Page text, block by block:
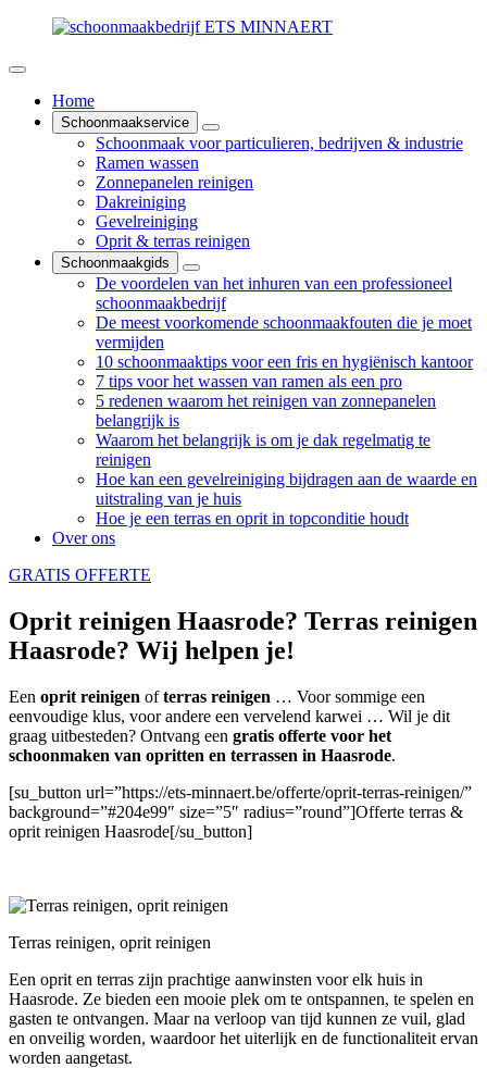
Home
Schoonmaakservice
Schoonmaak voor particulieren, bedrijven & industrie
Ramen wassen
Zonnepanelen reinigen
Dakreiniging
Gevelreiniging
Oprit & terras reinigen
Schoonmaakgids
De voordelen van het inhuren van een professioneel
schoonmaakbedrijf
De meest voorkomende schoonmaakfouten die je moet
vermijden
10 schoonmaaktips voor een fris en hygiënisch kantoor
7 tips voor het wassen van ramen als een pro
5 redenen waarom het reinigen van zonnepanelen
belangrijk is
Waarom het belangrijk is om je dak regelmatig te
reinigen
Hoe kan een gevelreiniging bijdragen aan de waarde en
uitstraling van je huis
Hoe je een terras en oprit in topconditie houdt
Over ons
GRATIS OFFERTE
Oprit reinigen Haasrode? Terras reinigen
Haasrode? Wij helpen je!
Een oprit reinigen ofterras reinigen … Voor sommige een
eenvoudige klus, voor andere een vervelend karwei … Wil je dit
graag uitbesteden? Ontvang een gratis offerte voor het
schoonmaken van opritten en terrassen in Haasrode.
[su_button url=”https://ets-minnaert.be/offerte/oprit-terras-reinigen/”
background=”#204e99″ size=”5″ radius=”round”]Offerte terras &
oprit reinigen Haasrode[/su_button]
Terras reinigen, oprit reinigen
Een oprit en terras zijn prachtige aanwinsten voor elk huis in
Haasrode. Ze bieden een mooie plek om te ontspannen, te spelen en
gasten te ontvangen. Maar na verloop van tijd kunnen ze vuil, glad
en onveilig worden, waardoor het uiterlijk en de functionaliteit ervan
worden aangetast.